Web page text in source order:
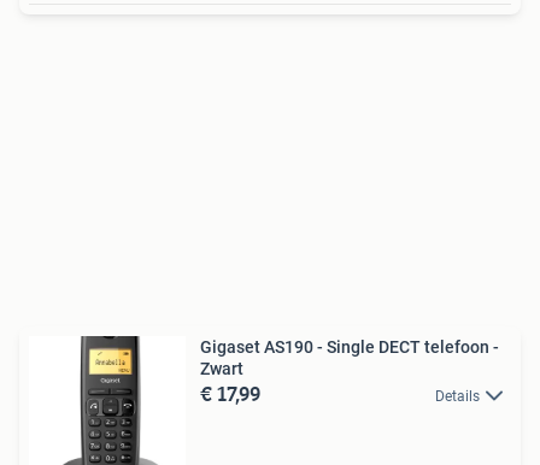
Gigaset AS190 - Single DECT telefoon -
Zwart
€ 17,99 Details